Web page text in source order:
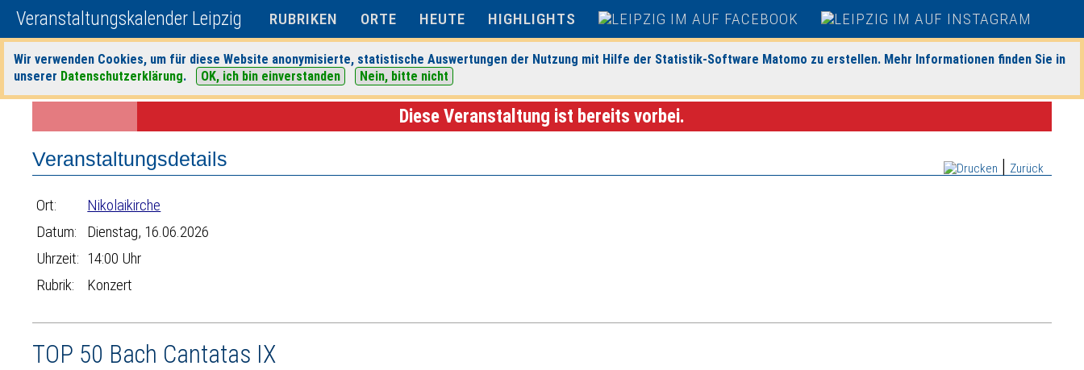
Veranstaltungskalender Leipzig RUBRIKEN ORTE HEUTE HIGHLIGHTS
Wir verwenden Cookies, um für diese Website anonymisierte, statistische Auswertungen der Nutzung mit Hilfe der Statistik-Software Matomo zu erstellen. Mehr Informationen finden Sie in
unserer Datenschutzerklärung. OK, ich bin einverstanden Nein, bitte nicht
Startseite>Veranstaltungen>Suche> Konzert >Nikolaikirche> Veranstaltungsdetails
Diese Veranstaltung ist bereits vorbei.
Zurück
Veranstaltungsdetails
Ort:
Nikolaikirche
Datum:
Dienstag, 16.06.2026
Uhrzeit: 14:00 Uhr
Rubrik:
Konzert
TOP 50 Bach Cantatas IX